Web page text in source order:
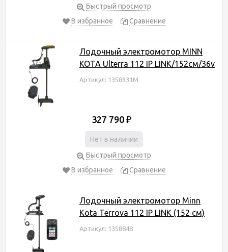
Быстрый просмотр
В избранное
Сравнение
Лодочный электромотор MINN
KOTA Ulterra 112 IP LINK/152см/36v
Артикул: 1358931M
327 790 ₽
Нет в наличии
Быстрый просмотр
В избранное
Сравнение
Лодочный электромотор Minn
Kota Terrova 112 IP LINK (152 см)
Артикул: 1358848